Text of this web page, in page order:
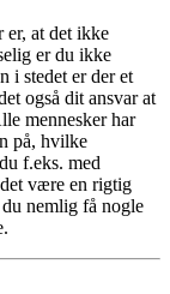
er, at det ikke
er du ikke
i stedet er der et
også dit ansvar at
mennesker har
på, hvilke
f.eks. med
det være en rigtig
nemlig få nogle